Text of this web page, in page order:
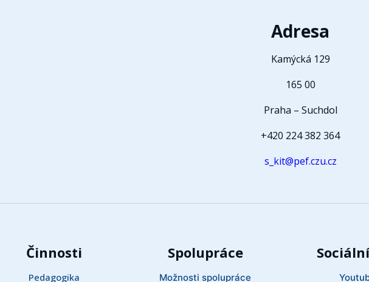
Adresa
Kamýcká 129
165 00
Praha – Suchdol
+420 224 382 364
s_kit@pef.czu.cz
Činnosti
Pedagogika
Spolupráce
Možnosti spolupráce